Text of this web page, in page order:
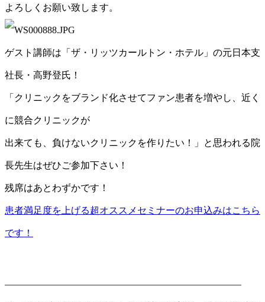
よろしくお願い致します。
ゲスト講師は「ザ・リッツカールトン・ホテル」の元日本支
社長・高野登氏！
「クリニックをブランド化させてファン患者を増やし、近く
に競合クリニックが
出来ても、負けないクリニックを作りたい！」と思われる院
長先生はぜひご参加下さい！
残席はあとわずかです！
患者満足度を上げる超オススメセミナーのお申込みはこちら
です！
—————————————————————————